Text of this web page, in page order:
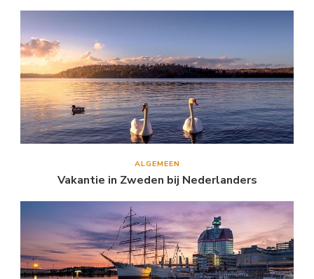
ALGEMEEN
Vakantie in Zweden bij Nederlanders